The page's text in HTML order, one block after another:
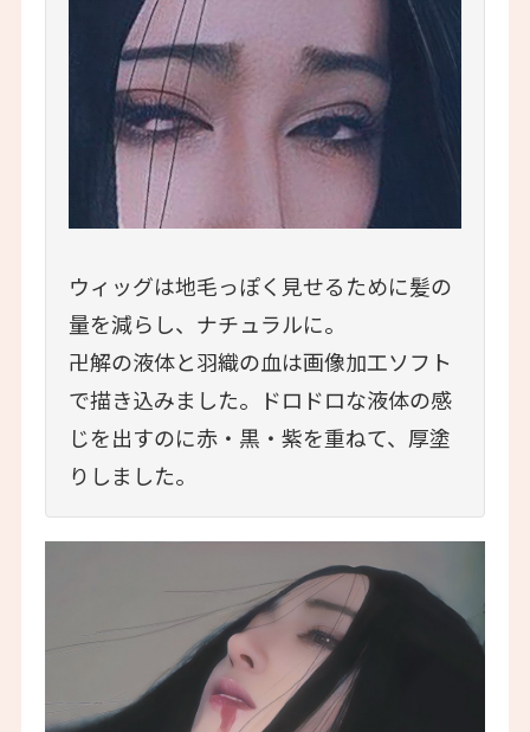
ウィッグは地毛っぽく見せるために髪の
量を減らし、ナチュラルに。
卍解の液体と羽織の血は画像加工ソフト
で描き込みました。ドロドロな液体の感
じを出すのに赤・黒・紫を重ねて、厚塗
りしました。